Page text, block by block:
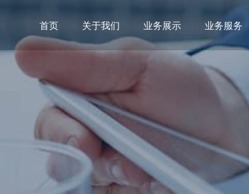
首页 关于我们 业务展示 业务服务